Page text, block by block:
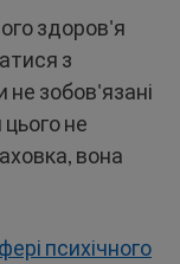
здоров'я
з
не зобов'язані
не
вона
психічного